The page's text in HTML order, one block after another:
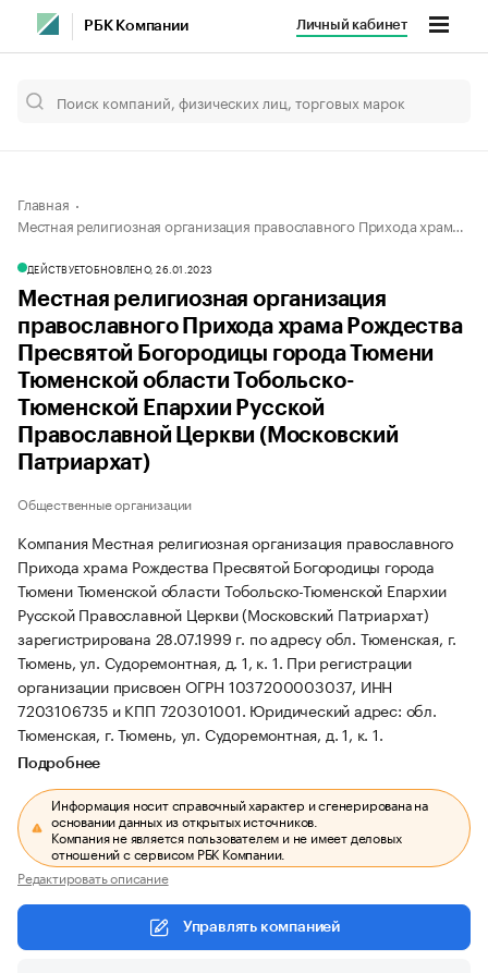
РБК Компании Личный кабинет
Главная
Местная религиозная организация православного Прихода храма Рождества Пресвятой Богородицы города Тюмени Тюменской области Тобольско-Тюменской Епархии Русской Православной Церкви (Московский Патриархат)
ДЕЙСТВУЕТОБНОВЛЕНО, 26.01.2023
Местная религиозная организация
православного Прихода храма Рождества
Пресвятой Богородицы города Тюмени
Тюменской области Тобольско-
Тюменской Епархии Русской
Православной Церкви (Московский
Патриархат)
Общественные организации
Компания Местная религиозная организация православного
Прихода храма Рождества Пресвятой Богородицы города
Тюмени Тюменской области Тобольско-Тюменской Епархии
Русской Православной Церкви (Московский Патриархат)
зарегистрирована 28.07.1999 г. по адресу обл. Тюменская, г.
Тюмень, ул. Судоремонтная, д. 1, к. 1. При регистрации
организации присвоен ОГРН 1037200003037, ИНН
7203106735 и КПП 720301001. Юридический адрес: обл.
Тюменская, г. Тюмень, ул. Судоремонтная, д. 1, к. 1.
Подробнее
Информация носит справочный характер и сгенерирована на
основании данных из открытых источников.
Компания не является пользователем и не имеет деловых
отношений с сервисом РБК Компании.
Редактировать описание
Управлять компанией